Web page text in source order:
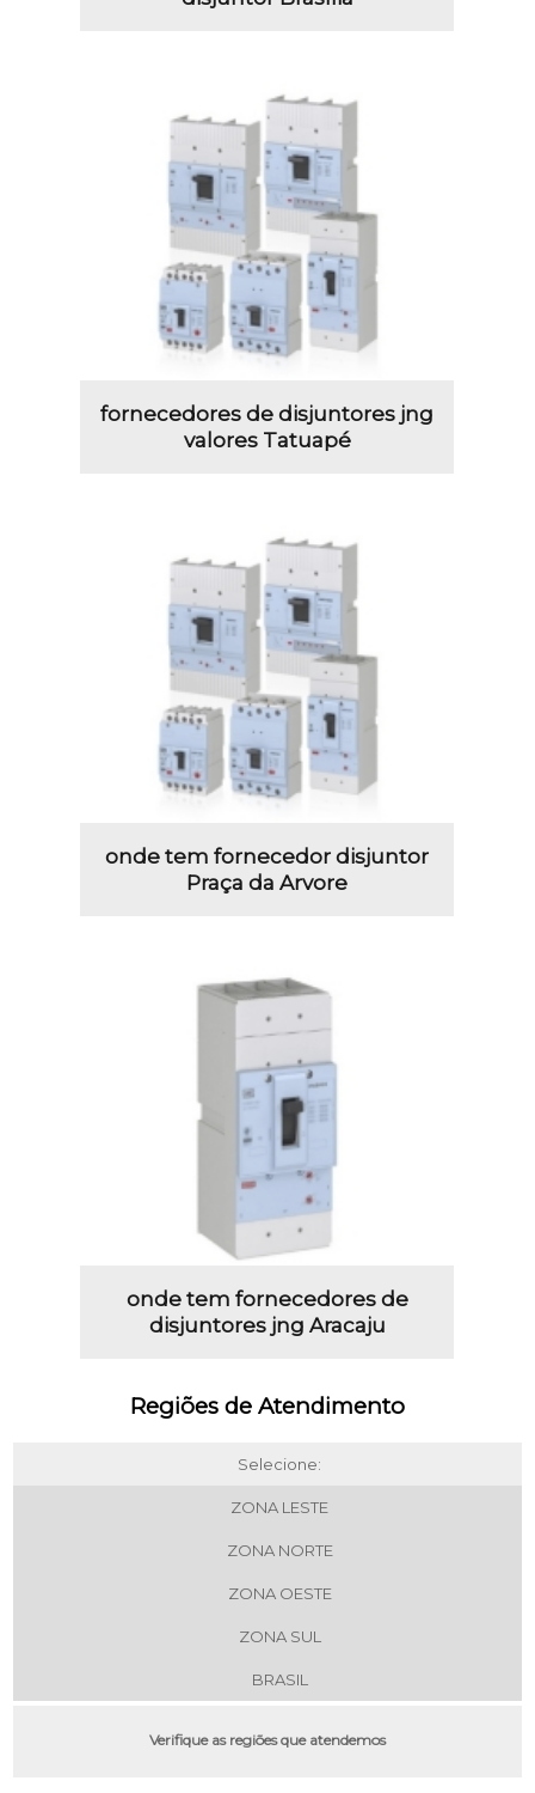
fornecedores de disjuntores jng
valores Tatuapé
onde tem fornecedor disjuntor
Praça da Arvore
onde tem fornecedores de
disjuntores jng Aracaju
Regiões de Atendimento
Selecione:
ZONA LESTE
ZONA NORTE
ZONA OESTE
ZONA SUL
BRASIL
Verifique as regiões que atendemos